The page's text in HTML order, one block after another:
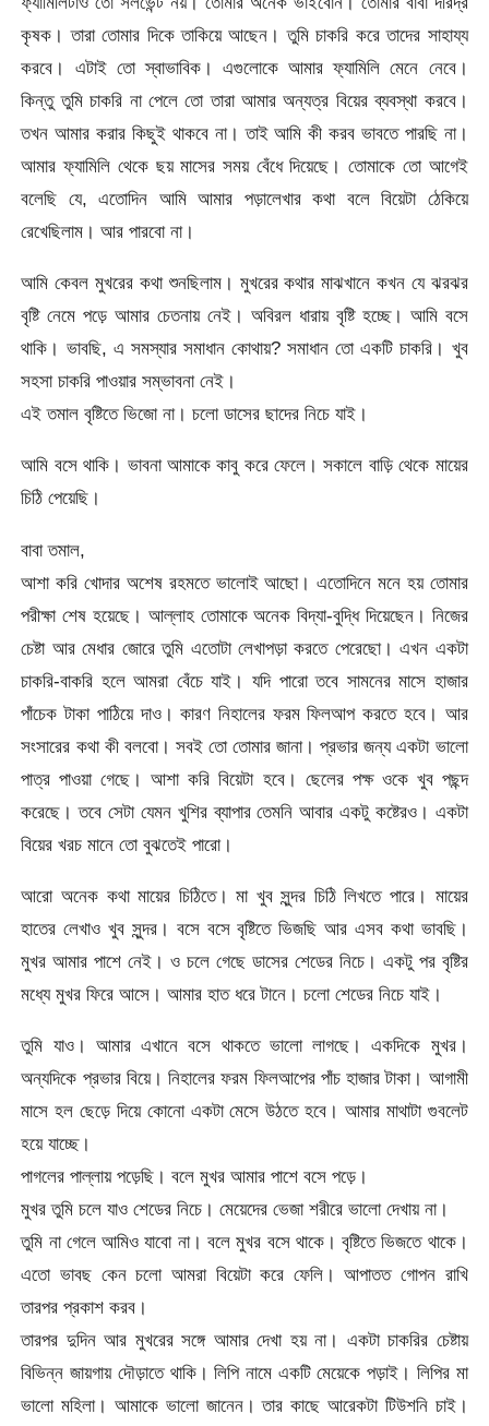
কৃষক। তারা তোমার দিকে তাকিয়ে আছেন। তুমি চাকরি করে তাদের সাহায্য
করবে। এটাই তো স্বাভাবিক। এগুলোকে আমার ফ্যামিলি মেনে নেবে।
কিন্তু তুমি চাকরি না পেলে তো তারা আমার অন্যত্র বিয়ের ব্যবস্থা করবে।
তখন আমার করার কিছুই থাকবে না। তাই আমি কী করব ভাবতে পারছি না।
আমার ফ্যামিলি থেকে ছয় মাসের সময় বেঁধে দিয়েছে। তোমাকে তো আগেই
বলেছি যে, এতোদিন আমি আমার পড়ালেখার কথা বলে বিয়েটা ঠেকিয়ে
রেখেছিলাম। আর পারবো না।
আমি কেবল মুখরের কথা শুনছিলাম। মুখরের কথার মাঝখানে কখন যে ঝরঝর
বৃষ্টি নেমে পড়ে আমার চেতনায় নেই। অবিরল ধারায় বৃষ্টি হচ্ছে। আমি বসে
থাকি। ভাবছি, এ সমস্যার সমাধান কোথায়? সমাধান তো একটি চাকরি। খুব
সহসা চাকরি পাওয়ার সম্ভাবনা নেই।
এই তমাল বৃষ্টিতে ভিজো না। চলো ডাসের ছাদের নিচে যাই।
আমি বসে থাকি। ভাবনা আমাকে কাবু করে ফেলে। সকালে বাড়ি থেকে মায়ের
চিঠি পেয়েছি।
বাবা তমাল,
আশা করি খোদার অশেষ রহমতে ভালোই আছো। এতোদিনে মনে হয় তোমার
পরীক্ষা শেষ হয়েছে। আল্লাহ তোমাকে অনেক বিদ্যা-বুদ্ধি দিয়েছেন। নিজের
চেষ্টা আর মেধার জোরে তুমি এতোটা লেখাপড়া করতে পেরেছো। এখন একটা
চাকরি-বাকরি হলে আমরা বেঁচে যাই। যদি পারো তবে সামনের মাসে হাজার
পাঁচেক টাকা পাঠিয়ে দাও। কারণ নিহালের ফরম ফিলআপ করতে হবে। আর
সংসারের কথা কী বলবো। সবই তো তোমার জানা। প্রভার জন্য একটা ভালো
পাত্র পাওয়া গেছে। আশা করি বিয়েটা হবে। ছেলের পক্ষ ওকে খুব পছন্দ
করেছে। তবে সেটা যেমন খুশির ব্যাপার তেমনি আবার একটু কষ্টেরও। একটা
বিয়ের খরচ মানে তো বুঝতেই পারো।
আরো অনেক কথা মায়ের চিঠিতে। মা খুব সুন্দর চিঠি লিখতে পারে। মায়ের
হাতের লেখাও খুব সুন্দর। বসে বসে বৃষ্টিতে ভিজছি আর এসব কথা ভাবছি।
মুখর আমার পাশে নেই। ও চলে গেছে ডাসের শেডের নিচে। একটু পর বৃষ্টির
মধ্যে মুখর ফিরে আসে। আমার হাত ধরে টানে। চলো শেডের নিচে যাই।
তুমি যাও। আমার এখানে বসে থাকতে ভালো লাগছে। একদিকে মুখর।
অন্যদিকে প্রভার বিয়ে। নিহালের ফরম ফিলআপের পাঁচ হাজার টাকা। আগামী
মাসে হল ছেড়ে দিয়ে কোনো একটা মেসে উঠতে হবে। আমার মাথাটা গুবলেট
হয়ে যাচ্ছে।
পাগলের পাল্লায় পড়েছি। বলে মুখর আমার পাশে বসে পড়ে।
মুখর তুমি চলে যাও শেডের নিচে। মেয়েদের ভেজা শরীরে ভালো দেখায় না।
তুমি না গেলে আমিও যাবো না। বলে মুখর বসে থাকে। বৃষ্টিতে ভিজতে থাকে।
এতো ভাবছ কেন চলো আমরা বিয়েটা করে ফেলি। আপাতত গোপন রাখি
তারপর প্রকাশ করব।
তারপর দুদিন আর মুখরের সঙ্গে আমার দেখা হয় না। একটা চাকরির চেষ্টায়
বিভিন্ন জায়গায় দৌড়াতে থাকি। লিপি নামে একটি মেয়েকে পড়াই। লিপির মা
ভালো মহিলা। আমাকে ভালো জানেন। তার কাছে আরেকটা টিউশনি চাই।